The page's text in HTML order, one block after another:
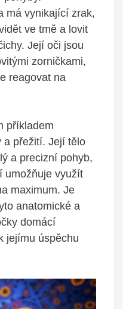
má vynikající zrak,
ve tmě a lovit
Její oči jsou
zorničkami,
reagovat na
příkladem
a přežití. Její tělo
a precizní pohyb,
umožňuje využít
maximum. Je
anatomické a
domácí
jejímu úspěchu